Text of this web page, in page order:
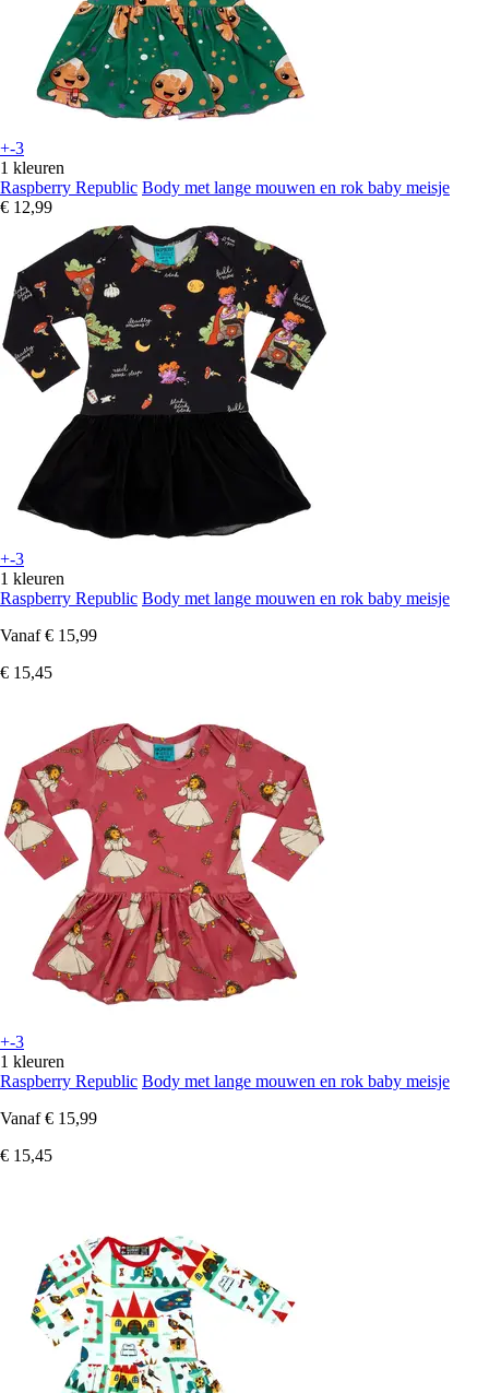
+-3
1 kleuren
Raspberry Republic Body met lange mouwen en rok baby meisje
€ 12,99
+-3
1 kleuren
Raspberry Republic Body met lange mouwen en rok baby meisje
Vanaf € 15,99
€ 15,45
+-3
1 kleuren
Raspberry Republic Body met lange mouwen en rok baby meisje
Vanaf € 15,99
€ 15,45